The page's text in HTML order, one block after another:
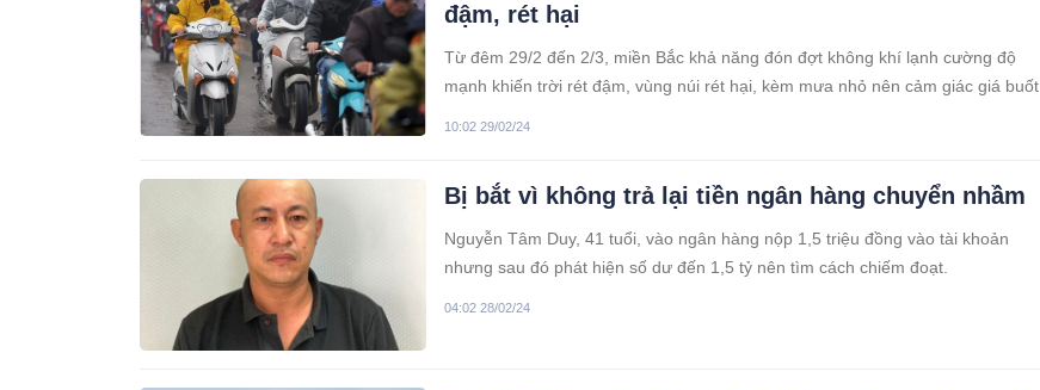
đậm, rét hại
Từ đêm 29/2 đến 2/3, miền Bắc khả năng đón đợt không khí lạnh cường độ
mạnh khiến trời rét đậm, vùng núi rét hại, kèm mưa nhỏ nên cảm giác giá buốt
10:02 29/02/24
Bị bắt vì không trả lại tiền ngân hàng chuyển nhầm
Nguyễn Tâm Duy, 41 tuổi, vào ngân hàng nộp 1,5 triệu đồng vào tài khoản
nhưng sau đó phát hiện số dư đến 1,5 tỷ nên tìm cách chiếm đoạt.
04:02 28/02/24